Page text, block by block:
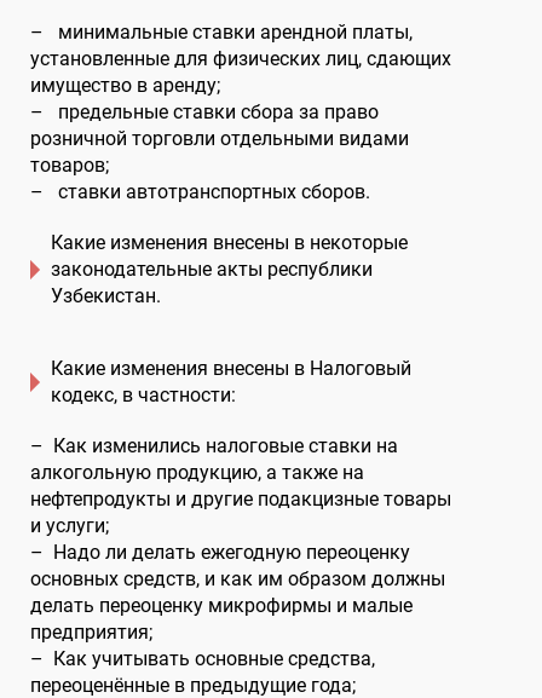
– минимальные ставки арендной платы,
установленные для физических лиц, сдающих
имущество в аренду;
– предельные ставки сбора за право
розничной торговли отдельными видами
товаров;
– ставки автотранспортных сборов.
Какие изменения внесены в некоторые
законодательные акты республики
Узбекистан.
Какие изменения внесены в Налоговый
кодекс, в частности:
– Как изменились налоговые ставки на
алкогольную продукцию, а также на
нефтепродукты и другие подакцизные товары
и услуги;
– Надо ли делать ежегодную переоценку
основных средств, и как им образом должны
делать переоценку микрофирмы и малые
предприятия;
– Как учитывать основные средства,
переоценённые в предыдущие года;